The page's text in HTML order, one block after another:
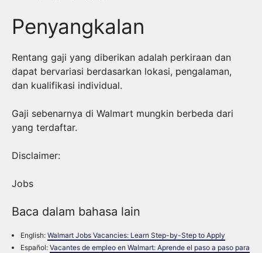
Penyangkalan
Rentang gaji yang diberikan adalah perkiraan dan
dapat bervariasi berdasarkan lokasi, pengalaman,
dan kualifikasi individual.
Gaji sebenarnya di Walmart mungkin berbeda dari
yang terdaftar.
Disclaimer:
Jobs
Baca dalam bahasa lain
English: Walmart Jobs Vacancies: Learn Step-by-Step to Apply
Español: Vacantes de empleo en Walmart: Aprende el paso a paso para